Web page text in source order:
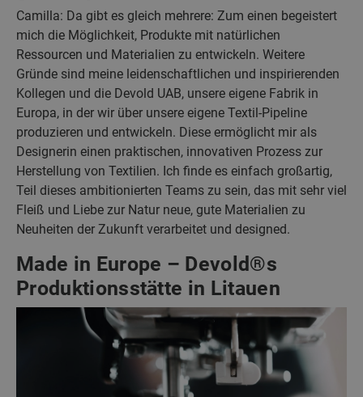
Camilla: Da gibt es gleich mehrere: Zum einen begeistert
mich die Möglichkeit, Produkte mit natürlichen
Ressourcen und Materialien zu entwickeln. Weitere
Gründe sind meine leidenschaftlichen und inspirierenden
Kollegen und die Devold UAB, unsere eigene Fabrik in
Europa, in der wir über unsere eigene Textil-Pipeline
produzieren und entwickeln. Diese ermöglicht mir als
Designerin einen praktischen, innovativen Prozess zur
Herstellung von Textilien. Ich finde es einfach großartig,
Teil dieses ambitionierten Teams zu sein, das mit sehr viel
Fleiß und Liebe zur Natur neue, gute Materialien zu
Neuheiten der Zukunft verarbeitet und designed.
Made in Europe – Devold®s
Produktionsstätte in Litauen